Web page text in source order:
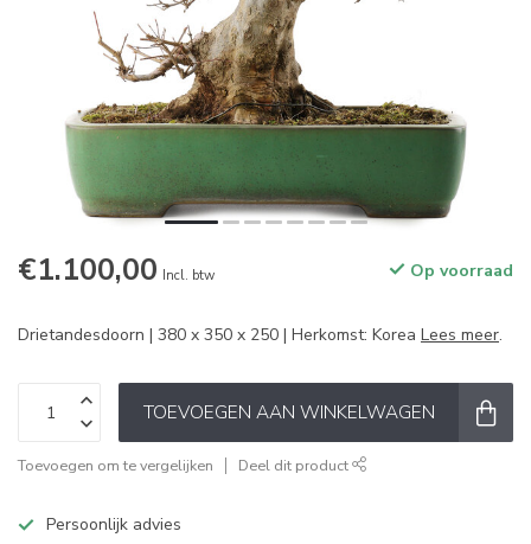
€1.100,00 Incl. btw Op voorraad
Drietandesdoorn | 380 x 350 x 250 | Herkomst: Korea Lees meer.
TOEVOEGEN AAN WINKELWAGEN
Toevoegen om te vergelijken Deel dit product
Persoonlijk advies